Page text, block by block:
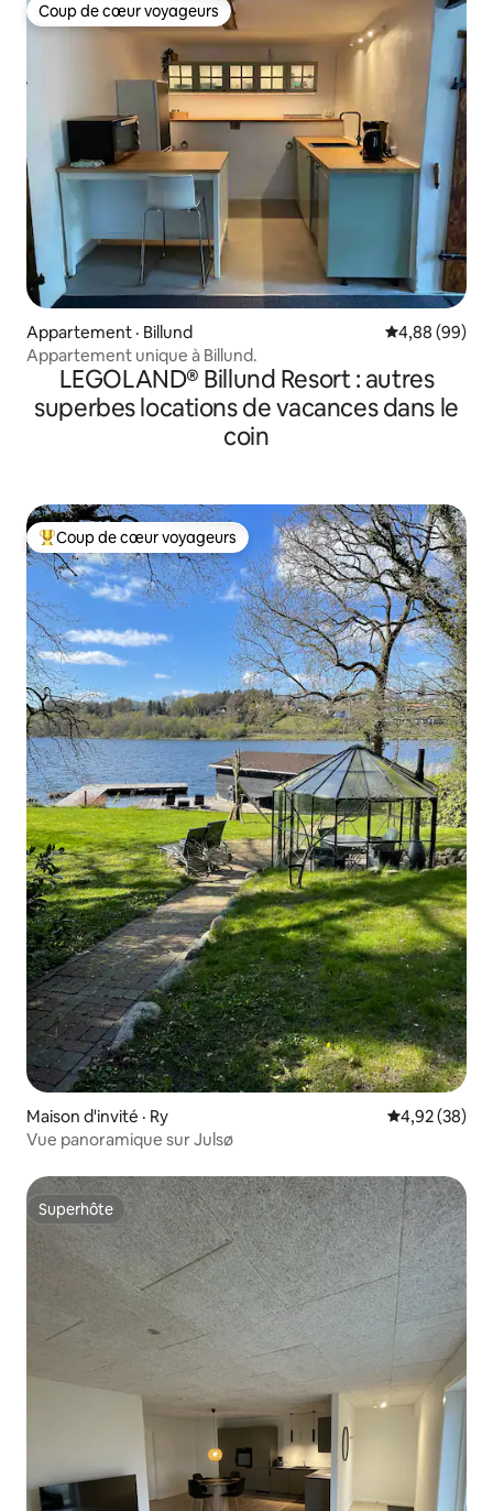
Coup de cœur voyageurs
Coup de cœur voyageurs
Appartement · Billund Note
4,88 (99)
Appartement unique à Billund.
LEGOLAND® Billund Resort : autres
superbes locations de vacances dans le
coin
Coup de cœur voyageurs parmi les plus aimés
Coup de cœur voyageurs
Maison d'invité · Ry Note
4,92 (38)
Vue panoramique sur Julsø
Superhôte
Superhôte